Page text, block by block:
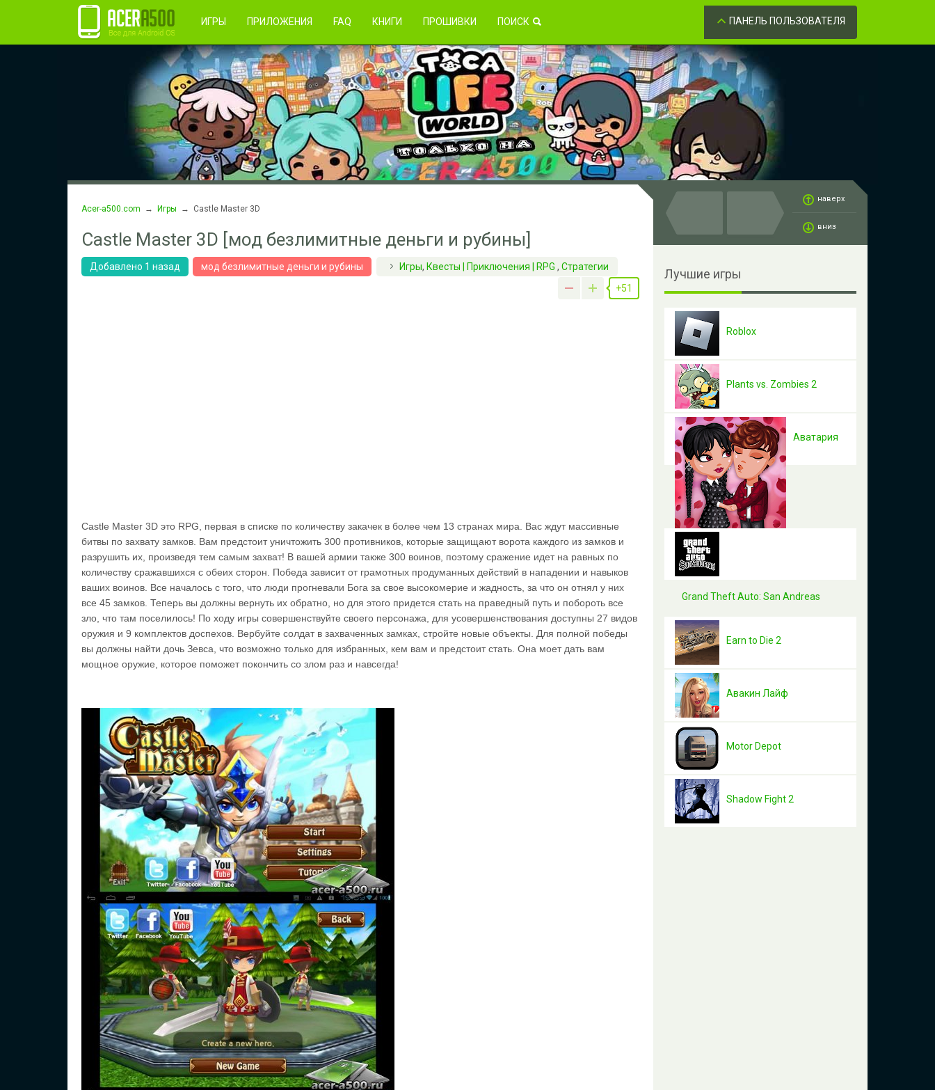
Регистрация Правила пользования Возникли проблемы? Забыли пароль?
ПАНЕЛЬ ПОЛЬЗОВАТЕЛЯ
ИГРЫ ПРИЛОЖЕНИЯ FAQ КНИГИ ПРОШИВКИ ПОИСК
Acer-a500.com → Игры → Castle Master 3D
Castle Master 3D [мод безлимитные деньги и рубины]
Добавлено 1 назад мод безлимитные деньги и рубины Игры, Квесты | Приключения | RPG , Стратегии
+51
Castle Master 3D это RPG, первая в списке по количеству закачек в более чем 13 странах мира. Вас ждут массивные
битвы по захвату замков. Вам предстоит уничтожить 300 противников, которые защищают ворота каждого из замков и
разрушить их, произведя тем самым захват! В вашей армии также 300 воинов, поэтому сражение идет на равных по
количеству сражавшихся с обеих сторон. Победа зависит от грамотных продуманных действий в нападении и навыков
ваших воинов. Все началось с того, что люди прогневали Бога за свое высокомерие и жадность, за что он отнял у них
все 45 замков. Теперь вы должны вернуть их обратно, но для этого придется стать на праведный путь и побороть все
зло, что там поселилось! По ходу игры совершенствуйте своего персонажа, для усовершенствования доступны 27 видов
оружия и 9 комплектов доспехов. Вербуйте солдат в захваченных замках, стройте новые объекты. Для полной победы
вы должны найти дочь Зевса, что возможно только для избранных, кем вам и предстоит стать. Она моет дать вам
мощное оружие, которое поможет покончить со злом раз и навсегда!
наверх
вниз
Лучшие игры
Roblox
Plants vs. Zombies 2
Аватария
Grand Theft Auto: San Andreas
Earn to Die 2
Авакин Лайф
Motor Depot
Shadow Fight 2